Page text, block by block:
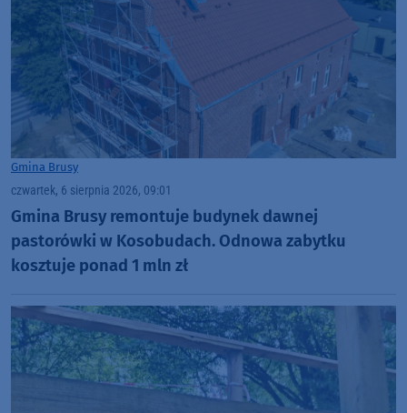
Gmina Brusy
czwartek, 6 sierpnia 2026, 09:01
Gmina Brusy remontuje budynek dawnej
pastorówki w Kosobudach. Odnowa zabytku
kosztuje ponad 1 mln zł